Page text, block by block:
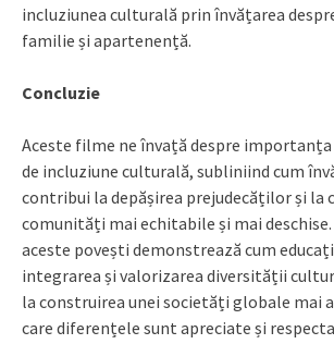
incluziunea culturală prin învățarea
familie și apartenență.
Concluzie
Aceste filme ne învață despre
de incluziune culturală, subliniind cum
contribui la depășirea prejudecăților și la
comunități mai echitabile și mai
aceste povești demonstrează cum
integrarea și valorizarea diversității
la construirea unei societăți globale mai
care diferențele sunt apreciate și